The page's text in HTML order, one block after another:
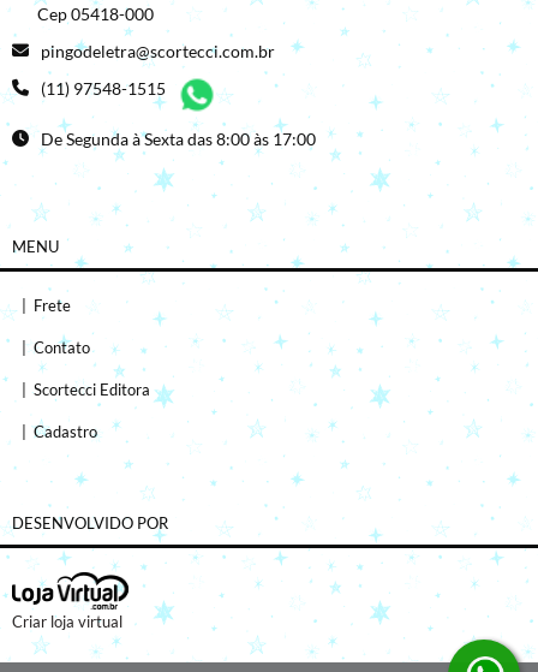
Cep 05418-000
pingodeletra@scortecci.com.br
(11) 97548-1515
De Segunda à Sexta das 8:00 às 17:00
MENU
| Frete
| Contato
| Scortecci Editora
| Cadastro
DESENVOLVIDO POR
Criar loja virtual